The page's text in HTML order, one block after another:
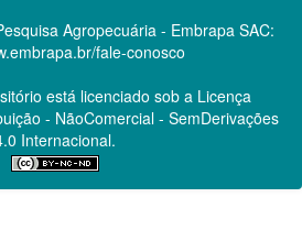
Agropecuária - Embrapa SAC:
fale-conosco
está licenciado sob a Licença
- NãoComercial - SemDerivações
Internacional.